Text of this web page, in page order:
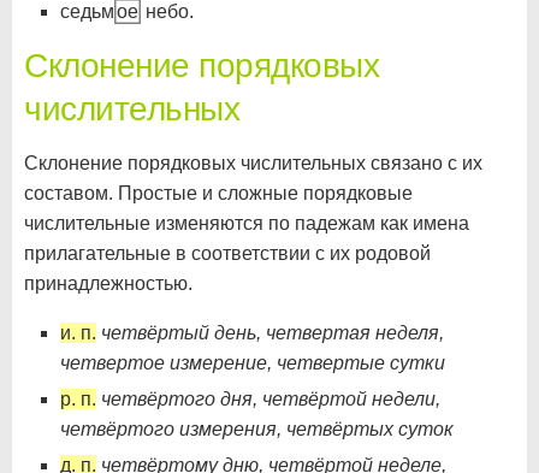
седьмое небо.
Склонение порядковых
числительных
Склонение порядковых числительных связано с их
составом. Простые и сложные порядковые
числительные изменяются по падежам как имена
прилагательные в соответствии с их родовой
принадлежностью.
и. п. четвёртый день, четвертая неделя,
четвертое измерение, четвертые сутки
р. п. четвёртого дня, четвёртой недели,
четвёртого измерения, четвёртых суток
д. п. четвёртому дню, четвёртой неделе,